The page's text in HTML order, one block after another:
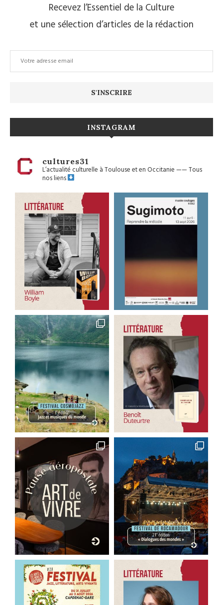
Recevez l’Essentiel de la Culture
et une sélection d’articles de la rédaction
INSTAGRAM
cultures31
L’actualité culturelle à Toulouse et en Occitanie——Tous
nos liens